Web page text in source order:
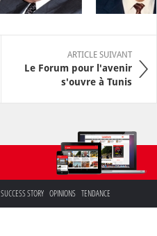
ARTICLE SUIVANT
Le Forum pour l'avenir
s'ouvre à Tunis
SUCCESS STORY OPINIONS TENDANCE